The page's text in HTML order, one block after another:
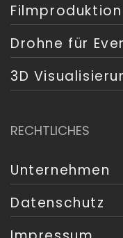
Drohne für
3D
RECHTLICHES
Unternehmen
Datenschutz